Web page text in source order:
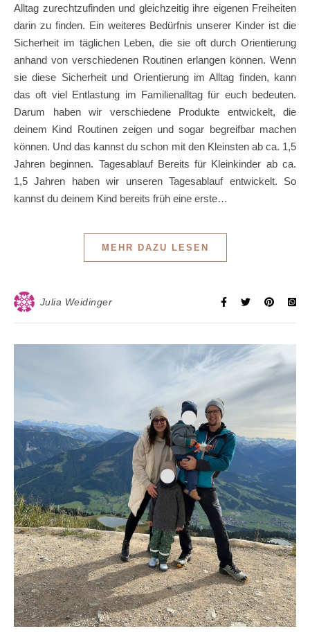
Alltag zurechtzufinden und gleichzeitig ihre eigenen Freiheiten
darin zu finden. Ein weiteres Bedürfnis unserer Kinder ist die
Sicherheit im täglichen Leben, die sie oft durch Orientierung
anhand von verschiedenen Routinen erlangen können. Wenn
sie diese Sicherheit und Orientierung im Alltag finden, kann
das oft viel Entlastung im Familienalltag für euch bedeuten.
Darum haben wir verschiedene Produkte entwickelt, die
deinem Kind Routinen zeigen und sogar begreifbar machen
können. Und das kannst du schon mit den Kleinsten ab ca. 1,5
Jahren beginnen. Tagesablauf Bereits für Kleinkinder ab ca.
1,5 Jahren haben wir unseren Tagesablauf entwickelt. So
kannst du deinem Kind bereits früh eine erste…
MEHR DAZU LESEN
Julia Weidinger